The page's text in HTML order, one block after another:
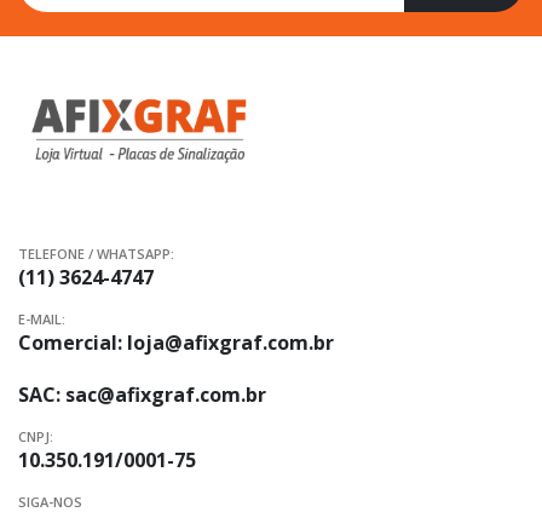
na
TELEFONE / WHATSAPP:
(11) 3624-4747
E-MAIL:
Comercial: loja@afixgraf.com.br
SAC: sac@afixgraf.com.br
CNPJ:
10.350.191/0001-75
SIGA-NOS